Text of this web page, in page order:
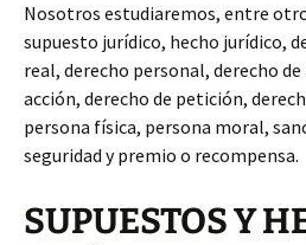
Nosotros estudiaremos, entre
supuesto jurídico, hecho jurídico,
real, derecho personal, derecho
acción, derecho de petición,
persona física, persona moral,
seguridad y premio o recompensa.
SUPUESTOS Y